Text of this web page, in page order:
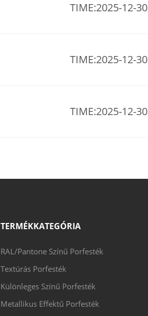
TIME:2025-12-30
TIME:2025-12-30
TIME:2025-12-30
TERMÉKKATEGÓRIA
RAL/Pantone Színű Porfesték
Textúrás Porfesték
Különleges Színű Porfesték
Metallikus Effektű Porfesték